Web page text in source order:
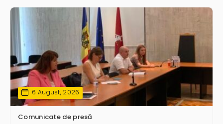
6 August, 2026
Comunicate de presă